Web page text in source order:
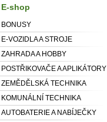
E-shop
BONUSY
E-VOZIDLA A STROJE
ZAHRADA A HOBBY
POSTŘIKOVAČE A APLIKÁTORY
ZEMĚDĚLSKÁ TECHNIKA
KOMUNÁLNÍ TECHNIKA
AUTOBATERIE A NABÍJEČKY